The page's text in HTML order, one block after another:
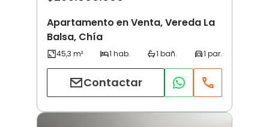
Apartamento en Venta, Vereda La
Balsa, Chía
Contactar